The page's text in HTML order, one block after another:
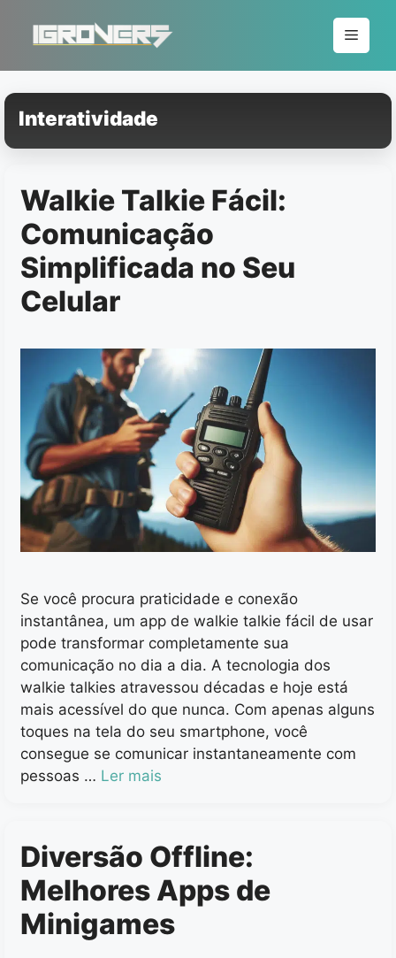
conteúdo
Menu
Interatividade
Walkie Talkie Fácil:
Comunicação
Simplificada no Seu
Celular
Se você procura praticidade e conexão
instantânea, um app de walkie talkie fácil de usar
pode transformar completamente sua
comunicação no dia a dia. A tecnologia dos
walkie talkies atravessou décadas e hoje está
mais acessível do que nunca. Com apenas alguns
toques na tela do seu smartphone, você
consegue se comunicar instantaneamente com
pessoas … Ler mais
Diversão Offline:
Melhores Apps de
Minigames